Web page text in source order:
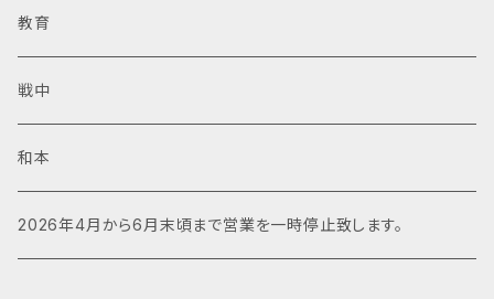
教育
戦中
和本
2026年4月から6月末頃まで営業を一時停止致します。